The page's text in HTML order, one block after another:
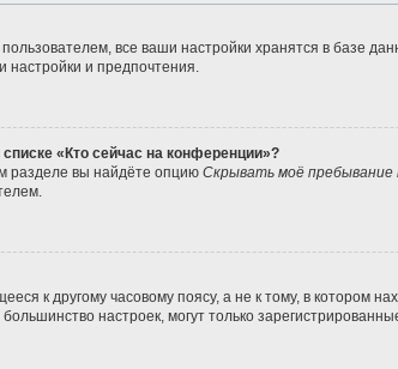
все ваши настройки хранятся в базе
настройки и предпочтения.
«Кто сейчас на конференции»?
разделе вы найдёте опцию Скрывать моё пребывание
к другому часовому поясу, а не к тому, в котором
настроек, могут только